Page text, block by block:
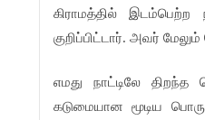
கிராமத்தில்
இடம்பெற்ற
குறிப்பிட்டார். அவர் மேலும்
எமது நாட்டிலே திறந்த
கடுமையான மூடிய